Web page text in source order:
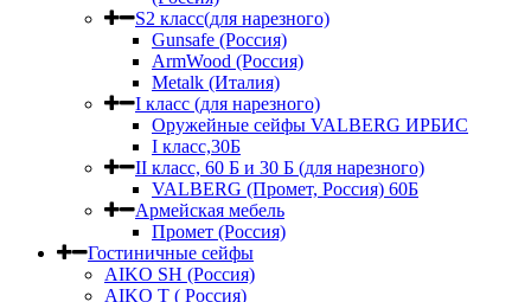
S2 класс(для нарезного)
Gunsafe (Россия)
ArmWood (Россия)
Metalk (Италия)
I класс (для нарезного)
Оружейные сейфы VALBERG ИРБИС
I класс,30Б
II класс, 60 Б и 30 Б (для нарезного)
VALBERG (Промет, Россия) 60Б
Армейская мебель
Промет (Россия)
Гостиничные сейфы
AIKO SH (Россия)
AIKO Т ( Россия)